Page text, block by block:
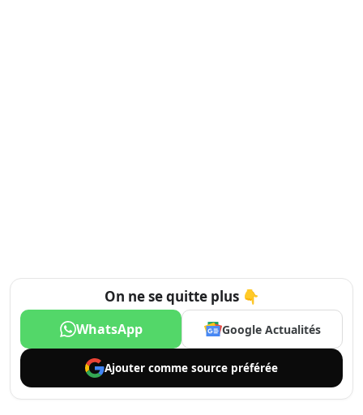
On ne se quitte plus 👇
WhatsApp Google Actualités
Ajouter comme source préférée